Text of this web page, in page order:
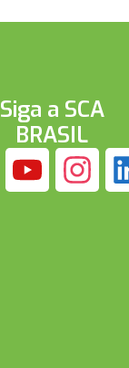
Siga a SCA
BRASIL